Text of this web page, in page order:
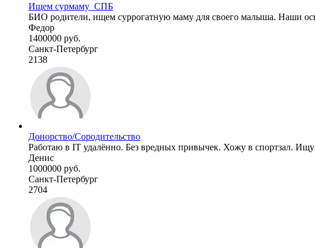
Ищем сурмаму_СПБ
БИО родители, ищем суррогатную маму для своего малыша. Наши
Федор
1400000 руб.
Санкт-Петербург
2138
Донорство/Сородительство
Работаю в IT удалённо. Без вредных привычек. Хожу в спортзал. Ищу
Денис
1000000 руб.
Санкт-Петербург
2704